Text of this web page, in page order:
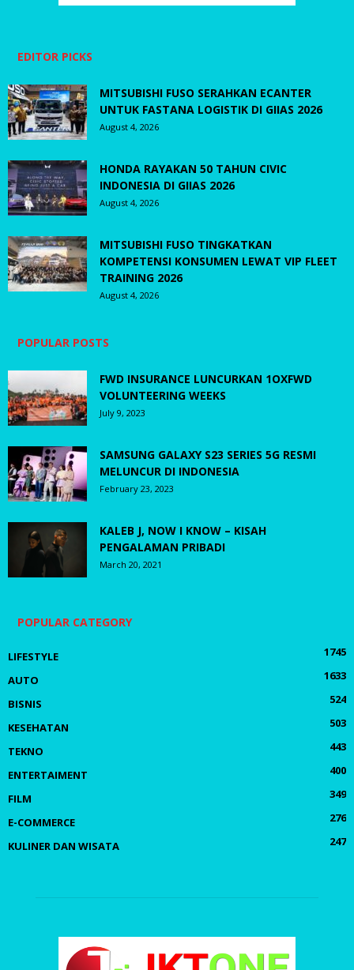
EDITOR PICKS
MITSUBISHI FUSO SERAHKAN ECANTER
UNTUK FASTANA LOGISTIK DI GIIAS 2026
August 4, 2026
HONDA RAYAKAN 50 TAHUN CIVIC
INDONESIA DI GIIAS 2026
August 4, 2026
MITSUBISHI FUSO TINGKATKAN
KOMPETENSI KONSUMEN LEWAT VIP FLEET
TRAINING 2026
August 4, 2026
POPULAR POSTS
FWD INSURANCE LUNCURKAN 1OXFWD
VOLUNTEERING WEEKS
July 9, 2023
SAMSUNG GALAXY S23 SERIES 5G RESMI
MELUNCUR DI INDONESIA
February 23, 2023
KALEB J, NOW I KNOW – KISAH
PENGALAMAN PRIBADI
March 20, 2021
POPULAR CATEGORY
LIFESTYLE
1745
AUTO
1633
BISNIS
524
KESEHATAN
503
TEKNO
443
ENTERTAIMENT
400
FILM
349
E-COMMERCE
276
KULINER DAN WISATA
247